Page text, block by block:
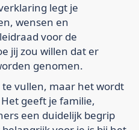
legt je
wensen en
voor de
jij zou willen dat er
genomen.
te vullen, maar het wordt
geeft je familie,
een duidelijk begrip